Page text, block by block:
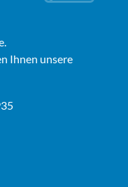
Ihnen unsere